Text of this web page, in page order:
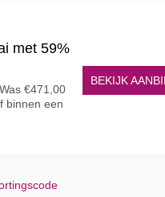
met 59%
€471,00
binnen een
BEKIJK